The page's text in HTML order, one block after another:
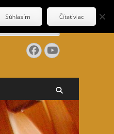
Facebook
YouTube
Súhlasím Čítať viac